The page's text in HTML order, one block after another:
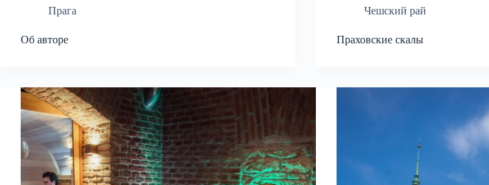
Прага
Об авторе
Чешский рай
Праховские скалы